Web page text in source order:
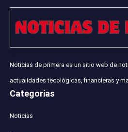
Noticias de primera es un sitio web de
actualidades tecológicas, financieras y
Categorias
Noticias